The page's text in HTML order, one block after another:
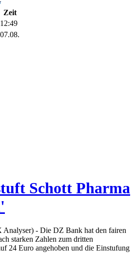
Zeit
12:49
07.08.
Schott Pharma
- Die DZ Bank hat den fairen
starken Zahlen zum dritten
24 Euro angehoben und die Einstufung